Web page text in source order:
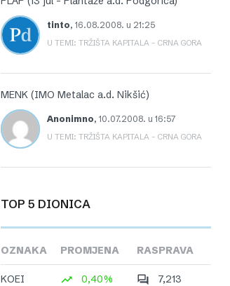
tinto, 16.08.2008. u 21:25
U TEMI: TRŽIŠTA KAPITALA – CRNA GORA
MENK (IMO Metalac a.d. Nikšić)
Anonimno, 10.07.2008. u 16:57
U TEMI: TRŽIŠTA KAPITALA – CRNA GORA
TOP 5 DIONICA
OZNAKA PROMJENA RASPRAVA
KOEI 0,40% 7,213